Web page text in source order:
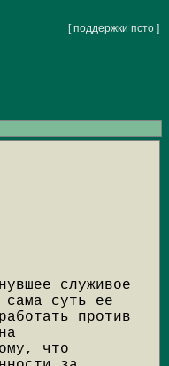
[ поддержки псто ]
служивое
сама суть ее
против
что